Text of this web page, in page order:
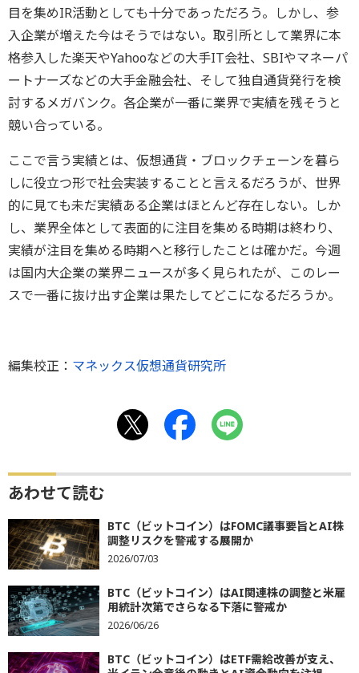
目を集めIR活動としても十分であっただろう。しかし、参
入企業が増えた今はそうではない。取引所として業界に本
格参入した楽天やYahooなどの大手IT会社、SBIやマネーパ
ートナーズなどの大手金融会社、そして独自通貨発行を検
討するメガバンク。各企業が一番に業界で実績を残そうと
競い合っている。
ここで言う実績とは、仮想通貨・ブロックチェーンを暮ら
しに役立つ形で社会実装することと言えるだろうが、世界
的に見ても未だ実績ある企業はほとんど存在しない。しか
し、業界全体として表面的に注目を集める時期は終わり、
実績が注目を集める時期へと移行したことは確かだ。今週
は国内大企業の業界ニュースが多く見られたが、このレー
スで一番に抜け出す企業は果たしてどこになるだろうか。
編集校正： マネックス仮想通貨研究所
あわせて読む
BTC（ビットコイン）はFOMC議事要旨とAI株
調整リスクを警戒する展開か
2026/07/03
BTC（ビットコイン）はAI関連株の調整と米雇
用統計次第でさらなる下落に警戒か
2026/06/26
BTC（ビットコイン）はETF需給改善が支え、